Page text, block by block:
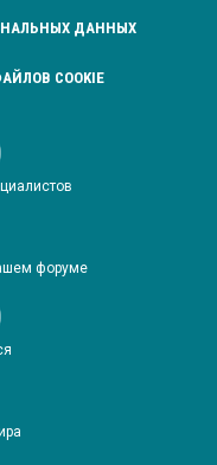
ДАННЫХ
COOKIE
форуме